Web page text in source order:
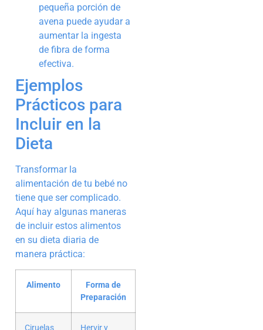
pequeña porción de
avena puede ayudar a
aumentar la ingesta
de fibra de forma
efectiva.
Ejemplos
Prácticos para
Incluir en la
Dieta
Transformar la
alimentación de tu bebé no
tiene que ser complicado.
Aquí hay algunas maneras
de incluir estos alimentos
en su dieta diaria de
manera práctica:
Alimento
Forma de
Preparación